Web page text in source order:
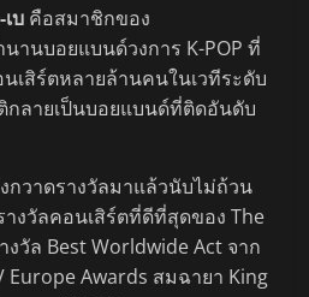
บ คือสมาชิกของ
านบอยแบนด์วงการ K-POP ที่
เสิร์ตหลายล้านคนในเวทีระดับ
กลายเป็นบอยแบนด์ที่ติดอันดับ
กวาดรางวัลมาแล้วนับไม่ถ้วน
างวัลคอนเสิร์ตที่ดีที่สุดของ The
งวัล Best Worldwide Act จาก
Europe Awards สมฉายา King